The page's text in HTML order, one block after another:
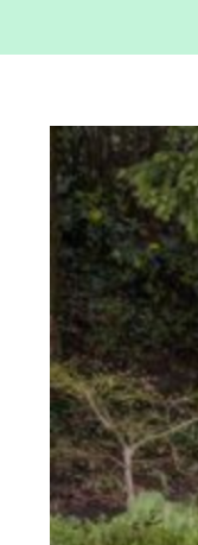
View
Larger
Image